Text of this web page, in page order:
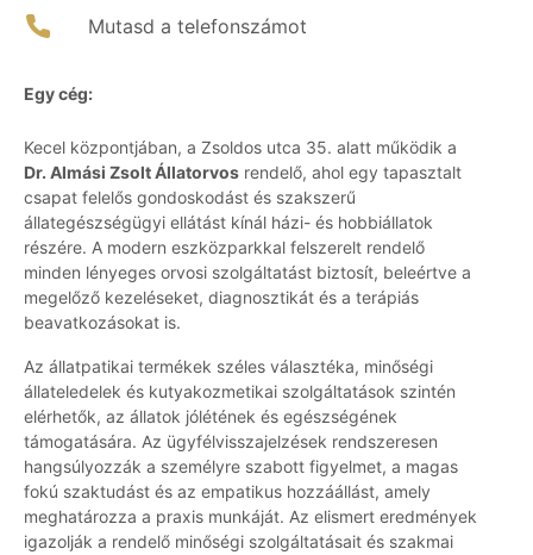
Mutasd a telefonszámot
Egy cég:
Kecel központjában, a Zsoldos utca 35. alatt működik a
Dr. Almási Zsolt Állatorvos rendelő, ahol egy tapasztalt
csapat felelős gondoskodást és szakszerű
állategészségügyi ellátást kínál házi- és hobbiállatok
részére. A modern eszközparkkal felszerelt rendelő
minden lényeges orvosi szolgáltatást biztosít, beleértve a
megelőző kezeléseket, diagnosztikát és a terápiás
beavatkozásokat is.
Az állatpatikai termékek széles választéka, minőségi
állateledelek és kutyakozmetikai szolgáltatások szintén
elérhetők, az állatok jólétének és egészségének
támogatására. Az ügyfélvisszajelzések rendszeresen
hangsúlyozzák a személyre szabott figyelmet, a magas
fokú szaktudást és az empatikus hozzáállást, amely
meghatározza a praxis munkáját. Az elismert eredmények
igazolják a rendelő minőségi szolgáltatásait és szakmai